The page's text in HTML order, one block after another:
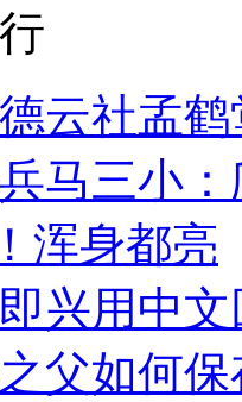
德云社孟
马三小
浑身都亮
兴用中
父如何